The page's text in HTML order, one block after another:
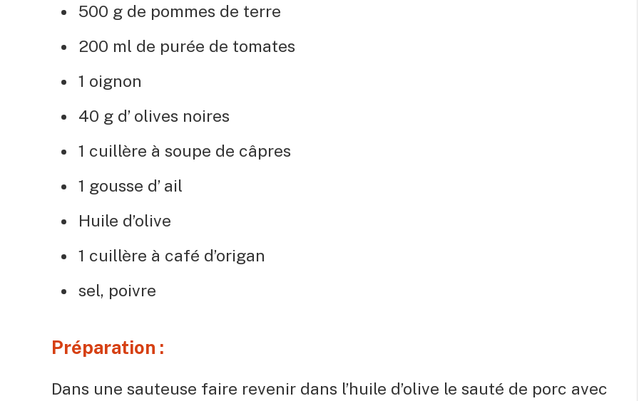
500 g de pommes de terre
200 ml de purée de tomates
1 oignon
40 g d’ olives noires
1 cuillère à soupe de câpres
1 gousse d’ ail
Huile d’olive
1 cuillère à café d’origan
sel, poivre
Préparation :
Dans une sauteuse faire revenir dans l’huile d’olive le sauté de porc avec